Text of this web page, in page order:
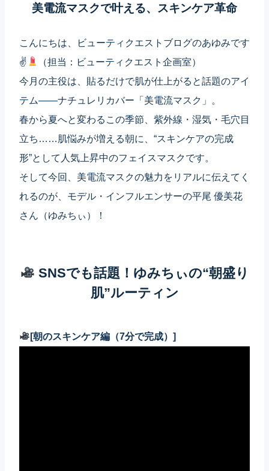
美電流マスクで叶える、スキンケア革命
こんにちは、ビューティクエストブログのあゆみです
✌
（担当：ビューティクエスト企画室）
今月の主役は、貼るだけで肌が仕上がると話題のアイ
テム——ナチュレリカバー「美電流マスク」。
春から夏へと変わるこの季節、紫外線・湿気・毛穴目
立ち……肌悩みが増える朝に、“スキンケアの完成
形”として人気上昇中のフェイスマスクです。
そして今回、美電流マスクの魅力をリアルに伝えてく
れるのが、モデル・インフルエンサーの平尾 優美花
さん（ゆみちぃ）！
SNSでも話題！ゆみちぃの“朝盛り
肌”ルーティン
[朝のスキンケア編（7分で完成）]